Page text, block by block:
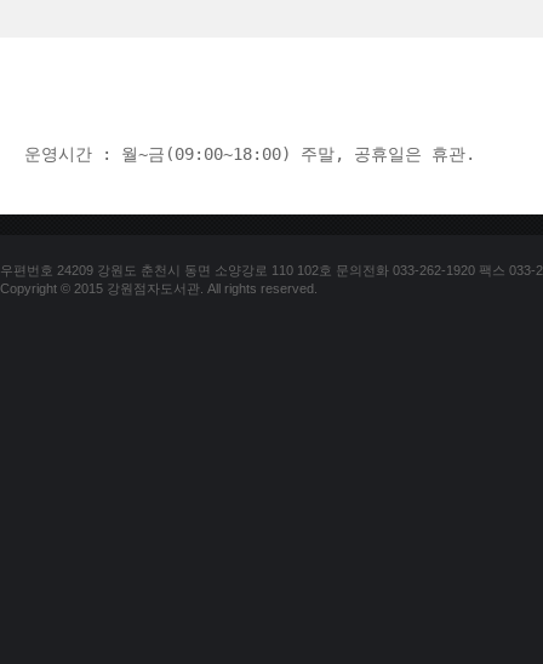
운영시간 : 월~금(09:00~18:00) 주말, 공휴일은 휴관.
우편번호 24209 강원도 춘천시 동면 소양강로 110 102호 문의전화 033-262-1920 팩스 033-
Copyright © 2015 강원점자도서관. All rights reserved.